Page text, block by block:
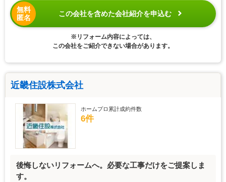
無料
匿名
この会社を含めた会社紹介を申込む
※リフォーム内容によっては、
この会社をご紹介できない場合があります。
近畿住設株式会社
ホームプロ累計成約件数
6件
後悔しないリフォームへ。必要な工事だけをご提案しま
す。